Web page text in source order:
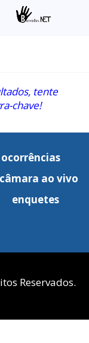
tente
chave!
ocorrências
câmara ao vivo
enquetes
Reservados.